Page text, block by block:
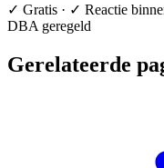
✓ Gratis · ✓ Reactie
DBA geregeld
Gerelateerde